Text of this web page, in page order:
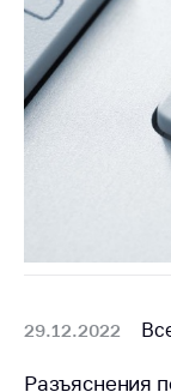
контроль
Защита
29.12.2022
Разъяснения